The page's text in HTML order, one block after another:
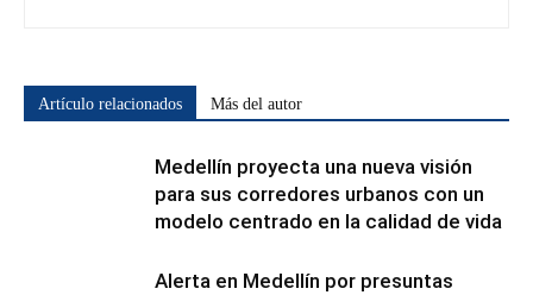
Artículo relacionados Más del autor
Medellín proyecta una nueva visión
para sus corredores urbanos con un
modelo centrado en la calidad de vida
Alerta en Medellín por presuntas